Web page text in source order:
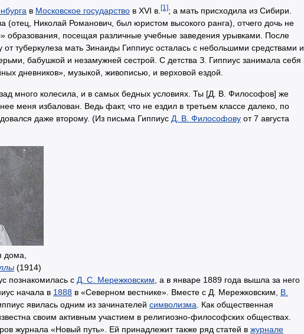
в Московское государство в XVI в. [1]; а мать присходила из Сибири.
(отец, Николай Романович, был юристом высокого ранга), отчего дочь не
образования, посещая различные учебные заведения урывками. После
от туберкулеза мать Зинаиды Гиппиус осталась с небольшими средствами и
бабушкой и незамужней сестрой. С детства З. Гиппиус занимала себя
дневников», музыкой, живописью, и верховой ездой.
много колесила, и в самых бедных условиях. Ты [Д. В. Философов] же
меня избалован. Ведь факт, что не ездил в третьем классе далеко, по
даже второму. (Из письма Гиппиус Д. В. Философову от 7 августа
дома,
(1914)
познакомилась с Д. С. Мережковским , а в январе 1889 года вышла за него
начала в 1888 в «Северном вестнике». Вместе с Д. Мережковским, В.
явилась одним из зачинателей символизма . Как общественная
своим активным участием в религиозно-философских обществах.
журнала «Новый путь». Ей принадлежит также ряд статей в журнале